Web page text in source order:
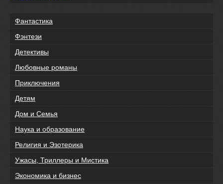
Фантастика
Фэнтези
Детективы
Любовные романы
Приключения
Детям
Дом и Семья
Наука и образование
Религия и Эзотерика
Ужасы, Триллеры и Мистика
Экономика и бизнес